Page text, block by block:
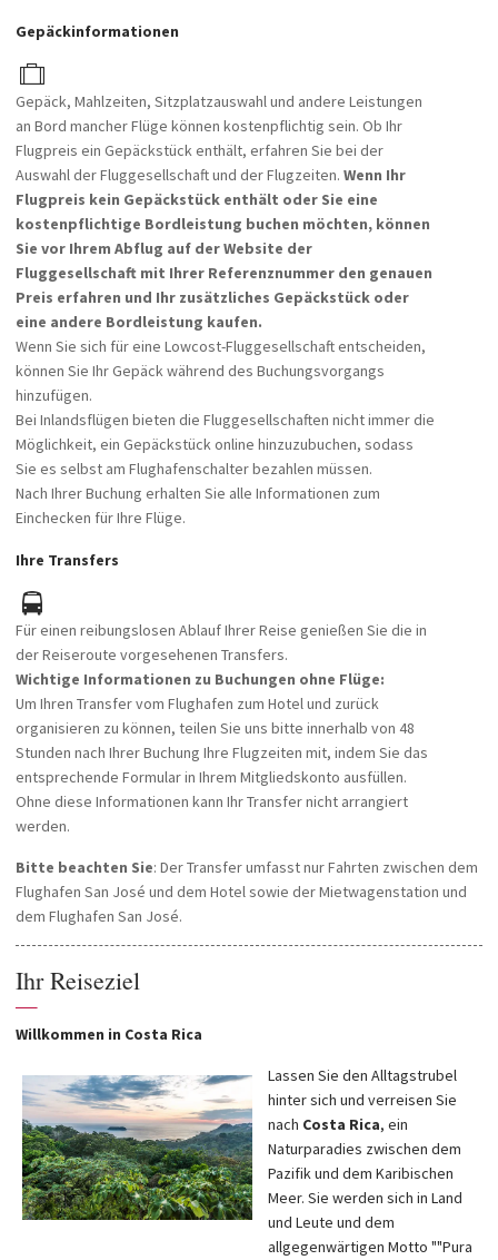
Gepäckinformationen
Gepäck, Mahlzeiten, Sitzplatzauswahl und andere Leistungen
an Bord mancher Flüge können kostenpflichtig sein. Ob Ihr
Flugpreis ein Gepäckstück enthält, erfahren Sie bei der
Auswahl der Fluggesellschaft und der Flugzeiten. Wenn Ihr
Flugpreis kein Gepäckstück enthält oder Sie eine
kostenpflichtige Bordleistung buchen möchten, können
Sie vor Ihrem Abflug auf der Website der
Fluggesellschaft mit Ihrer Referenznummer den genauen
Preis erfahren und Ihr zusätzliches Gepäckstück oder
eine andere Bordleistung kaufen.
Wenn Sie sich für eine Lowcost-Fluggesellschaft entscheiden,
können Sie Ihr Gepäck während des Buchungsvorgangs
hinzufügen.
Bei Inlandsflügen bieten die Fluggesellschaften nicht immer die
Möglichkeit, ein Gepäckstück online hinzuzubuchen, sodass
Sie es selbst am Flughafenschalter bezahlen müssen.
Nach Ihrer Buchung erhalten Sie alle Informationen zum
Einchecken für Ihre Flüge.
Ihre Transfers
Für einen reibungslosen Ablauf Ihrer Reise genießen Sie die in
der Reiseroute vorgesehenen Transfers.
Wichtige Informationen zu Buchungen ohne Flüge:
Um Ihren Transfer vom Flughafen zum Hotel und zurück
organisieren zu können, teilen Sie uns bitte innerhalb von 48
Stunden nach Ihrer Buchung Ihre Flugzeiten mit, indem Sie das
entsprechende Formular in Ihrem Mitgliedskonto ausfüllen.
Ohne diese Informationen kann Ihr Transfer nicht arrangiert
werden.
Bitte beachten Sie: Der Transfer umfasst nur Fahrten zwischen dem
Flughafen San José und dem Hotel sowie der Mietwagenstation und
dem Flughafen San José.
Ihr Reiseziel
—
Willkommen in Costa Rica
Lassen Sie den Alltagstrubel
hinter sich und verreisen Sie
nach Costa Rica, ein
Naturparadies zwischen dem
Pazifik und dem Karibischen
Meer. Sie werden sich in Land
und Leute und dem
allgegenwärtigen Motto ""Pura